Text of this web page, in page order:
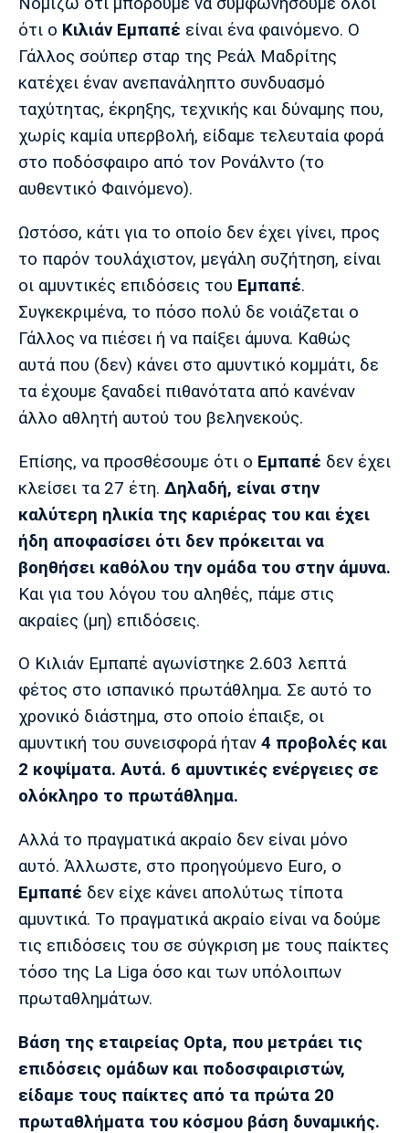
Πολιτισμός
Τραγούδια
Cine Spot
Running
Media
Παρασκήνιο
Πρόγραμμα TV
Κηφισιά Πανσερραϊκός
Μάντσεστερ
Γιουνάιτεντ
Τσέλσι Άρσεναλ
Λίβερπουλ
Μάντσεστερ
Σίτι
Γιουβέντους
Ίντερ Μίλαν Μπάγερν
Μπορούσια
Παρί Σεν
Ερυθρός
Αστέρας
Τότεναμ
Πόρτο Μπενφίκα
ότι ο Κιλιάν Εμπαπέ είναι ένα φαινόμενο. Ο
Γάλλος σούπερ σταρ της Ρεάλ Μαδρίτης
κατέχει έναν ανεπανάληπτο συνδυασμό
ταχύτητας, έκρηξης, τεχνικής και δύναμης που,
χωρίς καμία υπερβολή, είδαμε τελευταία φορά
στο ποδόσφαιρο από τον Ρονάλντο (το
αυθεντικό Φαινόμενο).
Ωστόσο, κάτι για το οποίο δεν έχει γίνει, προς
το παρόν τουλάχιστον, μεγάλη συζήτηση, είναι
οι αμυντικές επιδόσεις του Εμπαπέ.
Συγκεκριμένα, το πόσο πολύ δε νοιάζεται ο
Γάλλος να πιέσει ή να παίξει άμυνα. Καθώς
αυτά που (δεν) κάνει στο αμυντικό κομμάτι, δε
τα έχουμε ξαναδεί πιθανότατα από κανέναν
άλλο αθλητή αυτού του βεληνεκούς.
Επίσης, να προσθέσουμε ότι ο Εμπαπέ δεν έχει
κλείσει τα 27 έτη. Δηλαδή, είναι στην
καλύτερη ηλικία της καριέρας του και έχει
ήδη αποφασίσει ότι δεν πρόκειται να
βοηθήσει καθόλου την ομάδα του στην άμυνα.
Και για του λόγου του αληθές, πάμε στις
ακραίες (μη) επιδόσεις.
Ο Κιλιάν Εμπαπέ αγωνίστηκε 2.603 λεπτά
φέτος στο ισπανικό πρωτάθλημα. Σε αυτό το
χρονικό διάστημα, στο οποίο έπαιξε, οι
αμυντική του συνεισφορά ήταν 4 προβολές και
2 κοψίματα. Αυτά. 6 αμυντικές ενέργειες σε
ολόκληρο το πρωτάθλημα.
Αλλά το πραγματικά ακραίο δεν είναι μόνο
αυτό. Άλλωστε, στο προηγούμενο Euro, ο
Εμπαπέ δεν είχε κάνει απολύτως τίποτα
αμυντικά. Το πραγματικά ακραίο είναι να δούμε
τις επιδόσεις του σε σύγκριση με τους παίκτες
τόσο της La Liga όσο και των υπόλοιπων
πρωταθλημάτων.
Βάση της εταιρείας Opta, που μετράει τις
επιδόσεις ομάδων και ποδοσφαιριστών,
είδαμε τους παίκτες από τα πρώτα 20
πρωταθλήματα του κόσμου βάση δυναμικής.